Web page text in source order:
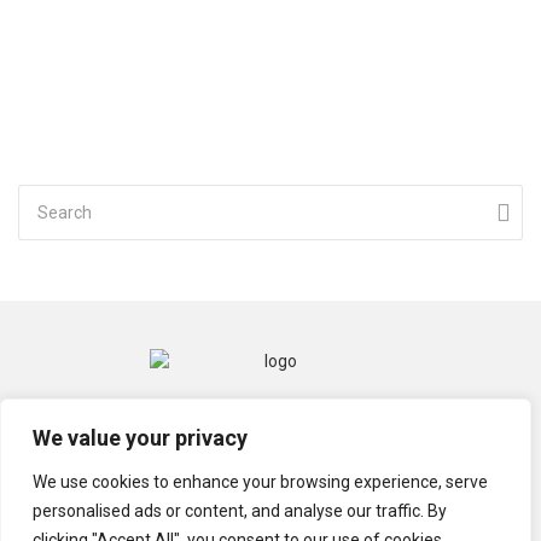
We value your privacy
We use cookies to enhance your browsing experience, serve
personalised ads or content, and analyse our traffic. By
CONTACT
MENTIONS LÉGALES